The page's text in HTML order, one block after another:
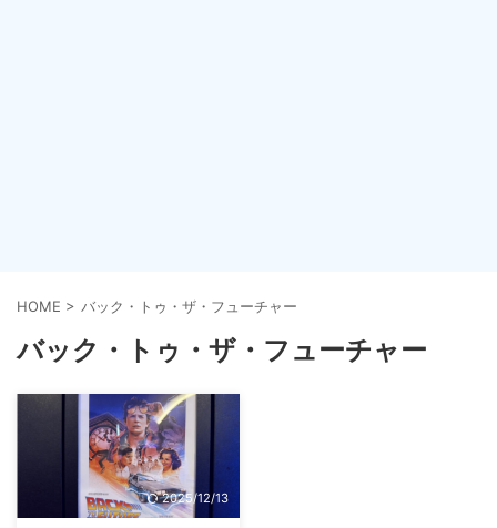
HOME > バック・トゥ・ザ・フューチャー
バック・トゥ・ザ・フューチャー
2025/12/13